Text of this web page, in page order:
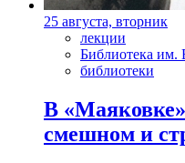
25 августа, вторник
лекции
Библиотека им.
библиотеки
В
смешном и